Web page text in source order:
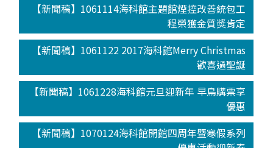
【新聞稿】1061114海科館主題館煙控改善統包工
程榮獲金質獎肯定
【新聞稿】1061122 2017海科館Merry Christmas
歡喜過聖誕
【新聞稿】1061228海科館元旦迎新年 早鳥購票享
優惠
【新聞稿】1070124海科館開館四周年暨寒假系列